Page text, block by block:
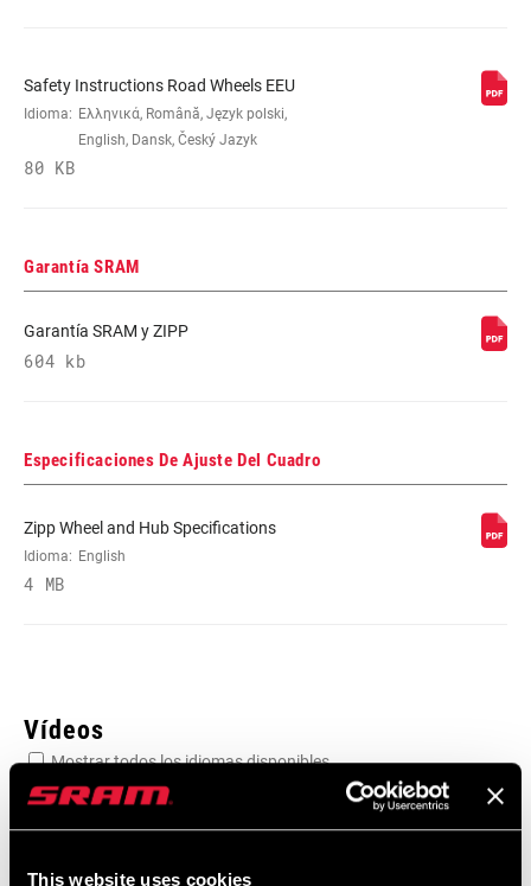
This website uses cookies
Safety Instructions Road Wheels EEU
Idioma: Ελληνικά, Română, Język polski,
English, Dansk, Český Jazyk
80 KB
Garantía SRAM
Garantía SRAM y ZIPP
604 kb
Especificaciones De Ajuste Del Cuadro
Zipp Wheel and Hub Specifications
Idioma: English
4 MB
Vídeos
Mostrar todos los idiomas disponibles